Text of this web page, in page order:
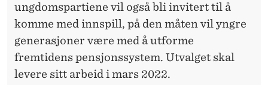
ungdomspartiene vil også bli invitert til å
komme med innspill, på den måten vil yngre
generasjoner være med å utforme
fremtidens pensjonssystem. Utvalget skal
levere sitt arbeid i mars 2022.